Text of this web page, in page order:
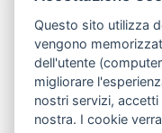
Trova l'infopoint
più vicino
Contatto cantiere
Questo sito utilizza
vengono
dell'utente
migliorare
nostri servizi,
nostra. I cookie